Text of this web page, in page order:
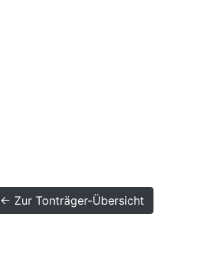
← Zur Tonträger-Übersicht